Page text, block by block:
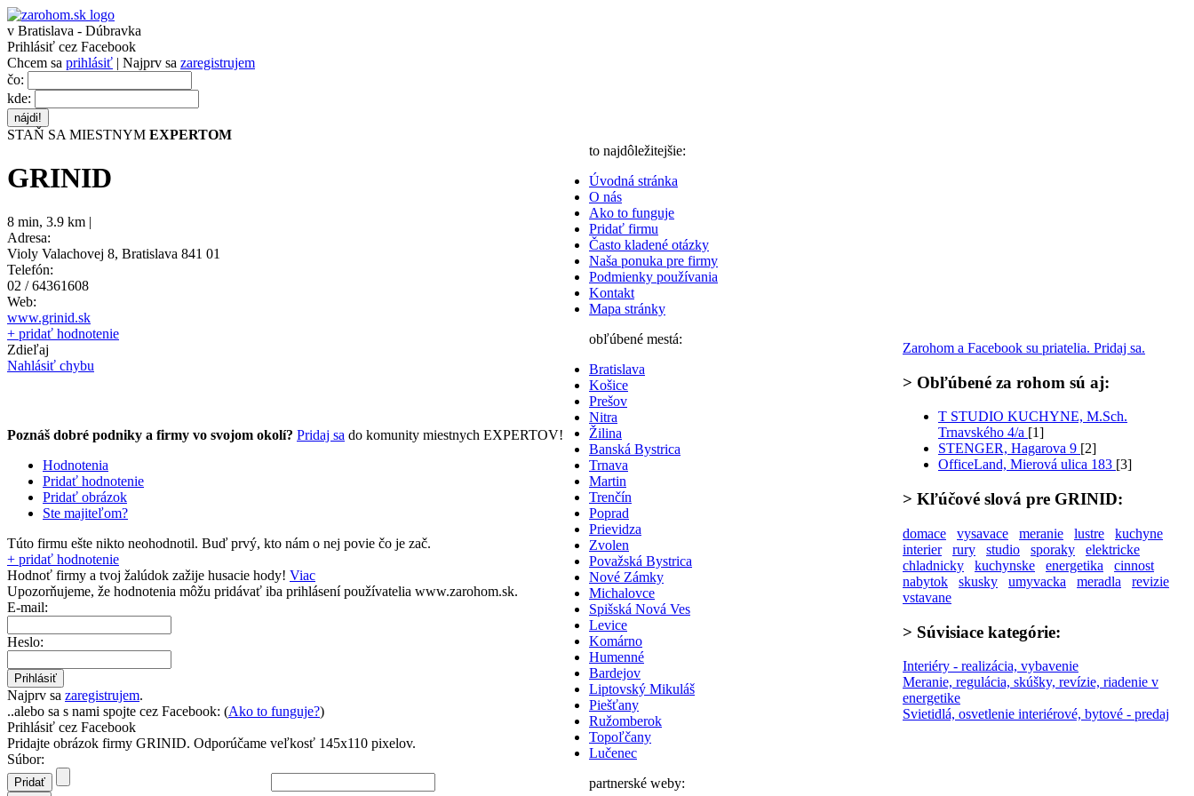
v Bratislava - Dúbravka
Prihlásiť cez Facebook
Chcem sa prihlásiť | Najprv sa zaregistrujem
čo:
kde:
STAŇ SA MIESTNYM EXPERTOM
GRINID
8 min, 3.9 km |
Adresa:
Violy Valachovej 8, Bratislava 841 01
Telefón:
02 / 64361608
Web:
www.grinid.sk
+ pridať hodnotenie
Zdieľaj
Nahlásiť chybu
Poznáš dobré podniky a firmy vo svojom okolí? Pridaj sa do komunity miestnych EXPERTOV!
Hodnotenia
Pridať hodnotenie
Pridať obrázok
Ste majiteľom?
Túto firmu ešte nikto neohodnotil. Buď prvý, kto nám o nej povie čo je zač.
+ pridať hodnotenie
Hodnoť firmy a tvoj žalúdok zažije husacie hody! Viac
Upozorňujeme, že hodnotenia môžu pridávať iba prihlásení používatelia www.zarohom.sk.
E-mail:
Heslo:
Najprv sa zaregistrujem.
..alebo sa s nami spojte cez Facebook: (Ako to funguje?)
Prihlásiť cez Facebook
Pridajte obrázok firmy GRINID. Odporúčame veľkosť 145x110 pixelov.
Súbor:
Zarohom a Facebook su priatelia. Pridaj sa.
> Obľúbené za rohom sú aj:
T STUDIO KUCHYNE, M.Sch.
Trnavského 4/a [1]
STENGER, Hagarova 9 [2]
OfficeLand, Mierová ulica 183 [3]
> Kľúčové slová pre GRINID:
domace vysavace meranie lustre
kuchyne
interier
rury studio sporaky
elektricke
chladnicky
kuchynske energetika
cinnost
nabytok
skusky umyvacka meradla
revizie
vstavane
> Súvisiace kategórie:
Interiéry - realizácia, vybavenie
Meranie, regulácia, skúšky, revízie, riadenie v
energetike
Svietidlá, osvetlenie interiérové, bytové - predaj
to najdôležitejšie:
Úvodná stránka
O nás
Ako to funguje
Pridať firmu
Často kladené otázky
Naša ponuka pre firmy
Podmienky používania
Kontakt
Mapa stránky
obľúbené mestá:
Bratislava
Košice
Prešov
Nitra
Žilina
Banská Bystrica
Trnava
Martin
Trenčín
Poprad
Prievidza
Zvolen
Považská Bystrica
Nové Zámky
Michalovce
Spišská Nová Ves
Levice
Komárno
Humenné
Bardejov
Liptovský Mikuláš
Piešťany
Ružomberok
Topoľčany
Lučenec
partnerské weby: